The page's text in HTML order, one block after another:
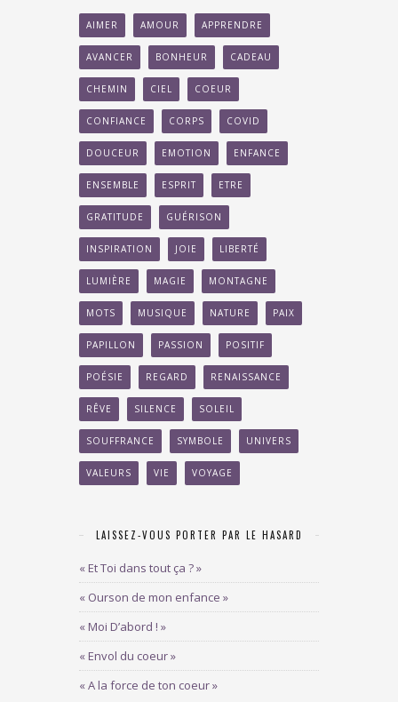
AIMER AMOUR APPRENDRE
AVANCER BONHEUR CADEAU
CHEMIN CIEL COEUR
CONFIANCE CORPS COVID
DOUCEUR EMOTION ENFANCE
ENSEMBLE ESPRIT ETRE
GRATITUDE GUÉRISON
INSPIRATION JOIE LIBERTÉ
LUMIÈRE MAGIE MONTAGNE
MOTS MUSIQUE NATURE PAIX
PAPILLON PASSION POSITIF
POÉSIE REGARD RENAISSANCE
RÊVE SILENCE SOLEIL
SOUFFRANCE SYMBOLE UNIVERS
VALEURS VIE VOYAGE
LAISSEZ-VOUS PORTER PAR LE HASARD
« Et Toi dans tout ça ? »
« Ourson de mon enfance »
« Moi D’abord ! »
« Envol du coeur »
« A la force de ton coeur »